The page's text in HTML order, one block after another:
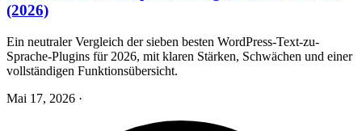
(2026)
Ein neutraler Vergleich der sieben besten WordPress-Text-zu-
Sprache-Plugins für 2026, mit klaren Stärken, Schwächen und einer
vollständigen Funktionsübersicht.
Mai 17, 2026 ·